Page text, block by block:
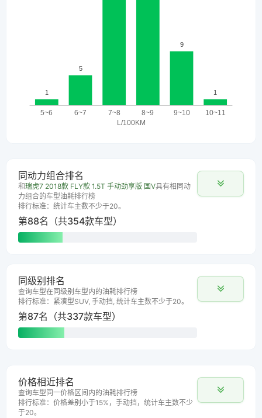
同动力组合排名
和瑞虎7 2018款 FLY款 1.5T 手动劲享版 国V具有相同动
力组合的车型油耗排行榜
排行标准：统计车主数不少于20。
第88名（共354款车型）
同级别排名
查询车型在同级别车型内的油耗排行榜
排行标准：紧凑型SUV, 手动挡, 统计车主数不少于20。
第87名（共337款车型）
价格相近排名
查询车型同一价格区间内的油耗排行榜
排行标准：价格差别小于15%，手动挡，统计车主数不少
于20。